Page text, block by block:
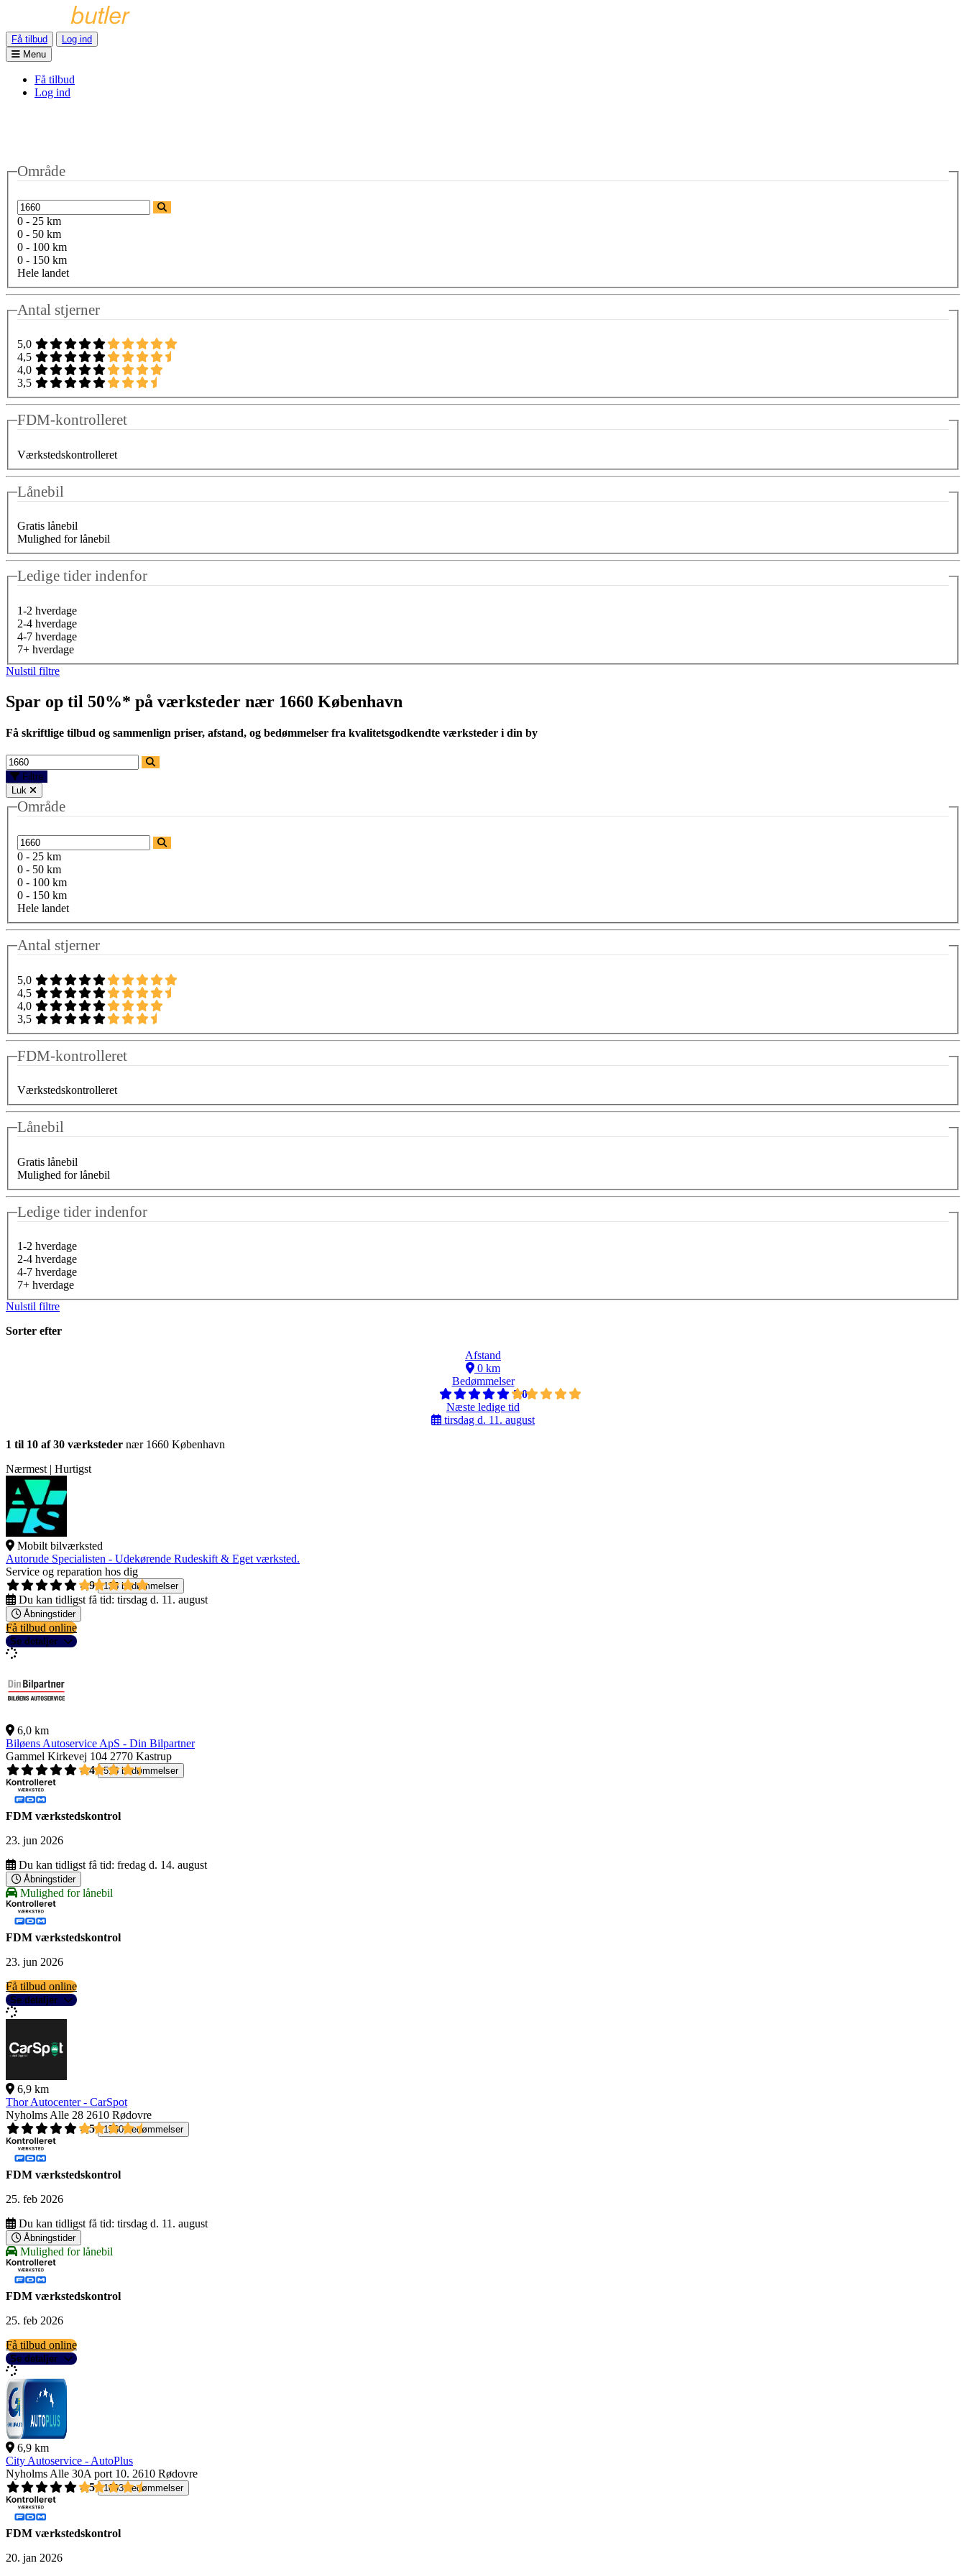
Få tilbud
Log ind
Menu
Få tilbud
Log ind
Område
0 - 25 km
0 - 50 km
0 - 100 km
0 - 150 km
Hele landet
Antal stjerner
5,0
4,5
4,0
3,5
FDM-kontrolleret
Værkstedskontrolleret
Lånebil
Gratis lånebil
Mulighed for lånebil
Ledige tider indenfor
1-2 hverdage
2-4 hverdage
4-7 hverdage
7+ hverdage
Nulstil filtre
Spar op til 50%* på værksteder nær 1660 København
Få skriftlige tilbud og sammenlign priser, afstand, og bedømmelser fra kvalitetsgodkendte værksteder i din by
Filtre
Luk
Område
0 - 25 km
0 - 50 km
0 - 100 km
0 - 150 km
Hele landet
Antal stjerner
5,0
4,5
4,0
3,5
FDM-kontrolleret
Værkstedskontrolleret
Lånebil
Gratis lånebil
Mulighed for lånebil
Ledige tider indenfor
1-2 hverdage
2-4 hverdage
4-7 hverdage
7+ hverdage
Nulstil filtre
Sorter efter
Afstand
0 km
Bedømmelser
5,0
Næste ledige tid
tirsdag d. 11. august
1 til 10 af 30 værksteder nær 1660 København
Nærmest | Hurtigst
Mobilt bilværksted
Autorude Specialisten - Udekørende Rudeskift & Eget værksted.
Service og reparation hos dig
4,9
135 bedømmelser
Du kan tidligst få tid: tirsdag d. 11. august
Åbningstider
Få tilbud online
Se detaljer
6,0 km
Biløens Autoservice ApS - Din Bilpartner
Gammel Kirkevej 104 2770 Kastrup
4,4
518 bedømmelser
FDM værkstedskontrol
23. jun 2026
Du kan tidligst få tid: fredag d. 14. august
Åbningstider
Mulighed for lånebil
FDM værkstedskontrol
23. jun 2026
Få tilbud online
Se detaljer
6,9 km
Thor Autocenter - CarSpot
Nyholms Alle 28 2610 Rødovre
4,5
1560 bedømmelser
FDM værkstedskontrol
25. feb 2026
Du kan tidligst få tid: tirsdag d. 11. august
Åbningstider
Mulighed for lånebil
FDM værkstedskontrol
25. feb 2026
Få tilbud online
Se detaljer
6,9 km
City Autoservice - AutoPlus
Nyholms Alle 30A port 10. 2610 Rødovre
4,5
1093 bedømmelser
FDM værkstedskontrol
20. jan 2026